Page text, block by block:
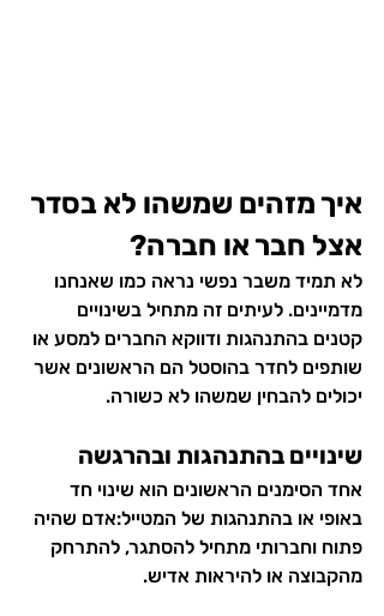
איך מזהים שמשהו לא בסדר
אצל חבר או חברה?
לא תמיד משבר נפשי נראה כמו שאנחנו
מדמיינים. לעיתים זה מתחיל בשינויים
קטנים בהתנהגות ודווקא החברים למסע או
שותפים לחדר בהוסטל הם הראשונים אשר
יכולים להבחין שמשהו לא כשורה.
שינויים בהתנהגות ובהרגשה
אחד הסימנים הראשונים הוא שינוי חד
באופי או בהתנהגות של המטייל:אדם שהיה
פתוח וחברותי מתחיל להסתגר, להתרחק
מהקבוצה או להיראות אדיש.